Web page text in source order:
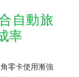
自動旅
率
零卡使用漸強